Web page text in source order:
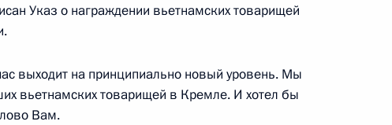
революции Муамаром
Указ о награждении вьетнамских товарищей
выходит на принципиально новый уровень. Мы
вьетнамских товарищей в Кремле. И хотел бы
Вам.